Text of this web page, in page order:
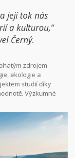
kulturního
její tok nás
a kulturou,“
Černý.
zdrojem
ekologie a
studií díky
Výzkumné
nové informace k